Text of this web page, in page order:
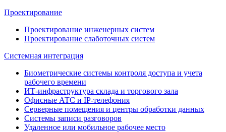
Проектирование
Проектирование инженерных систем
Проектирование слаботочных систем
Системная интеграция
Биометрические системы контроля доступа и учета
рабочего времени
ИТ-инфраструктура склада и торгового зала
Офисные АТС и IP-телефония
Серверные помещения и центры обработки данных
Системы записи разговоров
Удаленное или мобильное рабочее место